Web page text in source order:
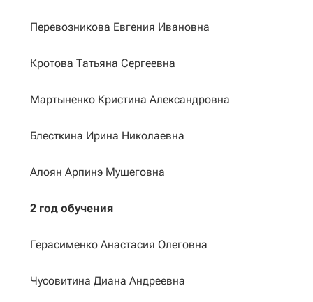
Перевозникова Евгения Ивановна
Кротова Татьяна Сергеевна
Мартыненко Кристина Александровна
Блесткина Ирина Николаевна
Алоян Арпинэ Мушеговна
2 год обучения
Герасименко Анастасия Олеговна
Чусовитина Диана Андреевна